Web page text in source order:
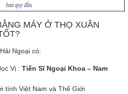
MÁY Ở THỌ XUÂN
Ngoại có:
Vị : Tiến Sĩ Ngoại Khoa – Nam
tính Việt Nam và Thế Giới